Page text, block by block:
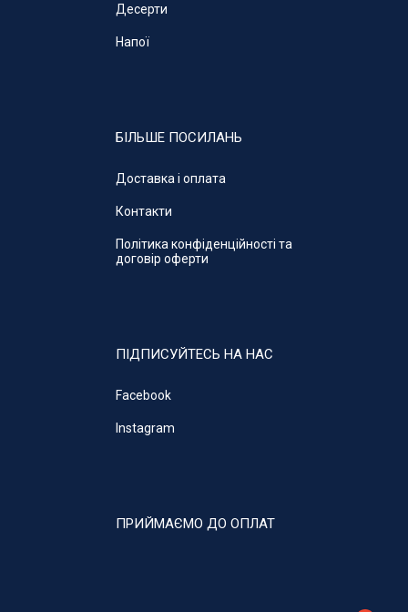
Десерти
Напої
БІЛЬШЕ ПОСИЛАНЬ
Доставка і оплата
Контакти
Політика конфіденційності та
договір оферти
ПІДПИСУЙТЕСЬ НА НАС
Facebook
Instagram
ПРИЙМАЄМО ДО ОПЛАТ